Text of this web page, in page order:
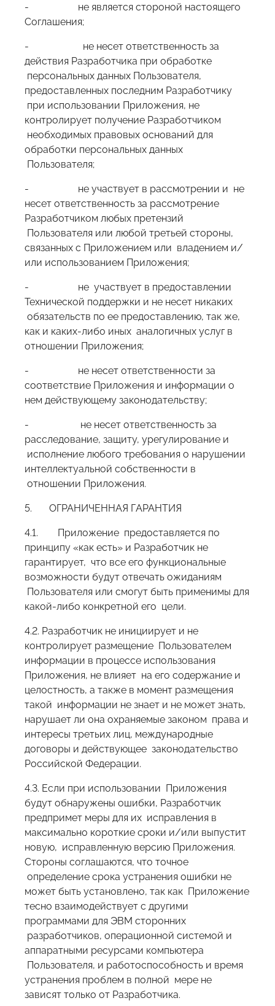
- не является стороной настоящего
Соглашения;
- не несет ответственность за
действия Разработчика при обработке
персональных данных Пользователя,
предоставленных последним Разработчику
при использовании Приложения, не
контролирует получение Разработчиком
необходимых правовых оснований для
обработки персональных данных
Пользователя;
- не участвует в рассмотрении и не
несет ответственность за рассмотрение
Разработчиком любых претензий
Пользователя или любой третьей стороны,
связанных с Приложением или владением и/
или использованием Приложения;
- не участвует в предоставлении
Технической поддержки и не несет никаких
обязательств по ее предоставлению, так же,
как и каких-либо иных аналогичных услуг в
отношении Приложения;
- не несет ответственности за
соответствие Приложения и информации о
нем действующему законодательству;
- не несет ответственность за
расследование, защиту, урегулирование и
исполнение любого требования о нарушении
интеллектуальной собственности в
отношении Приложения.
5. ОГРАНИЧЕННАЯ ГАРАНТИЯ
4.1. Приложение предоставляется по
принципу «как есть» и Разработчик не
гарантирует, что все его функциональные
возможности будут отвечать ожиданиям
Пользователя или смогут быть применимы для
какой-либо конкретной его цели.
4.2. Разработчик не инициирует и не
контролирует размещение Пользователем
информации в процессе использования
Приложения, не влияет на его содержание и
целостность, а также в момент размещения
такой информации не знает и не может знать,
нарушает ли она охраняемые законом права и
интересы третьих лиц, международные
договоры и действующее законодательство
Российской Федерации.
4.3. Если при использовании Приложения
будут обнаружены ошибки, Разработчик
предпримет меры для их исправления в
максимально короткие сроки и/или выпустит
новую, исправленную версию Приложения.
Стороны соглашаются, что точное
определение срока устранения ошибки не
может быть установлено, так как Приложение
тесно взаимодействует с другими
программами для ЭВМ сторонних
разработчиков, операционной системой и
аппаратными ресурсами компьютера
Пользователя, и работоспособность и время
устранения проблем в полной мере не
зависят только от Разработчика.